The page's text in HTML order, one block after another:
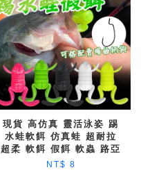
現貨 高仿真 靈活泳姿 踢
水蛙軟餌 仿真蛙 超耐拉
超柔 軟餌 假餌 軟蟲 路亞
NT$ 8